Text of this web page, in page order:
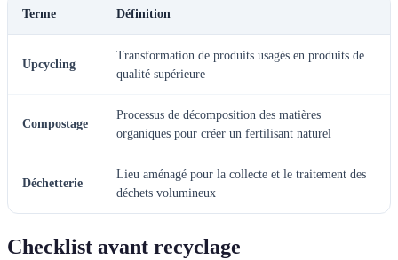
Terme Définition
Upcycling
Transformation de produits usagés en produits de
qualité supérieure
Compostage
Processus de décomposition des matières
organiques pour créer un fertilisant naturel
Déchetterie
Lieu aménagé pour la collecte et le traitement des
déchets volumineux
Checklist avant recyclage